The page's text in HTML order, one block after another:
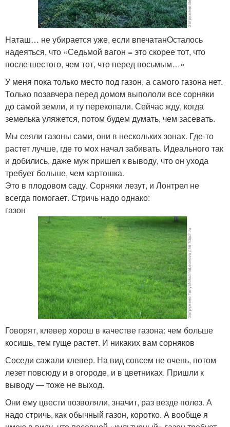
Наташ… не убирается уже, если впечатанОсталось
надеяться, что «Седьмой вагон = это скорее тот, что
после шестого, чем тот, что перед восьмым…»
У меня пока только место под газон, а самого газона нет.
Только позавчера перед домом выпололи все сорняки
до самой земли, и ту перекопали. Сейчас жду, когда
земелька уляжется, потом будем думать, чем засевать.
Мы сеяли газоны сами, они в нескольких зонах. Где-то
растет лучше, где то мох начал забивать. Идеального так
и добились, даже муж пришел к выводу, что он ухода
требует больше, чем картошка.
Это в плодовом саду. Сорняки лезут, и Лонтрел не
всегда помогает. Стричь надо однако:
газон
Говорят, клевер хорош в качестве газона: чем больше
косишь, тем гуще растет. И никаких вам сорняков
Соседи сажали клевер. На вид совсем не очень, потом
лезет повсюду и в огороде, и в цветниках. Пришли к
выводу — тоже не выход.
Они ему цвести позволяли, значит, раз везде полез. А
надо стричь, как обычный газон, коротко. А вообще я